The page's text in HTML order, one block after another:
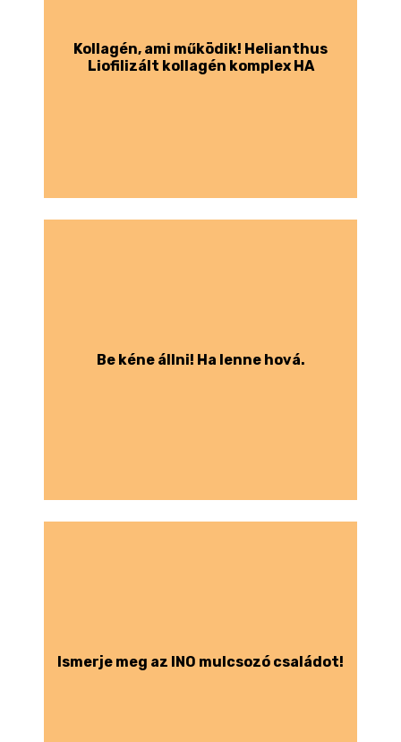
Kollagén, ami működik! Helianthus
Liofilizált kollagén komplex HA
Be kéne állni! Ha lenne hová.
Ismerje meg az INO mulcsozó családot!